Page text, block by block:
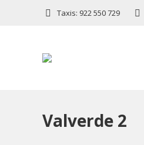
Taxis: 922 550 729
Valverde 2